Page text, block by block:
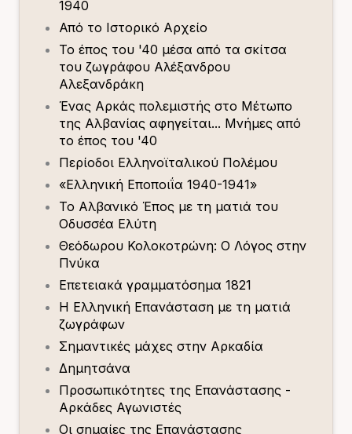
1940
Από το Ιστορικό Αρχείο
Το έπος του '40 μέσα από τα σκίτσα
του ζωγράφου Αλέξανδρου
Αλεξανδράκη
Ένας Αρκάς πολεμιστής στο Μέτωπο
της Αλβανίας αφηγείται... Μνήμες από
το έπος του '40
Περίοδοι Ελληνοϊταλικού Πολέμου
«Ελληνική Εποποιΐα 1940-1941»
Το Αλβανικό Έπος με τη ματιά του
Οδυσσέα Ελύτη
Θεόδωρου Κολοκοτρώνη: Ο Λόγος στην
Πνύκα
Επετειακά γραμματόσημα 1821
Η Ελληνική Επανάσταση με τη ματιά
ζωγράφων
Σημαντικές μάχες στην Αρκαδία
Δημητσάνα
Προσωπικότητες της Επανάστασης -
Αρκάδες Αγωνιστές
Οι σημαίες της Επανάστασης